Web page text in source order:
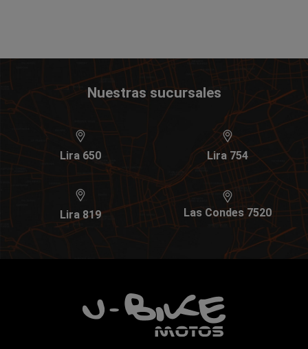
Nuestras sucursales
Lira 650 Lira 754
Lira 819 Las Condes 7520